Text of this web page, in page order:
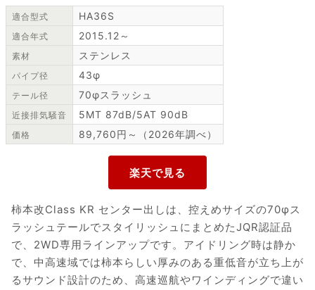
適合型式 HA36S
適合年式 2015.12～
素材 ステンレス
パイプ径 43φ
テール径 70φスラッシュ
近接排気騒音 5MT 87dB/5AT 90dB
価格 89,760円～（2026年調べ）
柿本改Class KR センター出しは、控えめサイズの70φス
ラッシュテールでスタイリッシュにまとめたJQR認証品
で、2WD専用ラインアップです。アイドリング時は静か
で、中高速域では柿本らしい厚みのある重低音が立ち上が
るサウンド設計のため、高速巡航やワインディングで違い